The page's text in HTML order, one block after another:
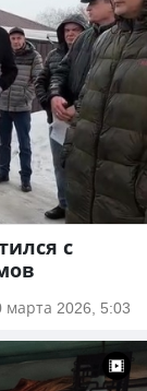
с
марта 2026, 5:03